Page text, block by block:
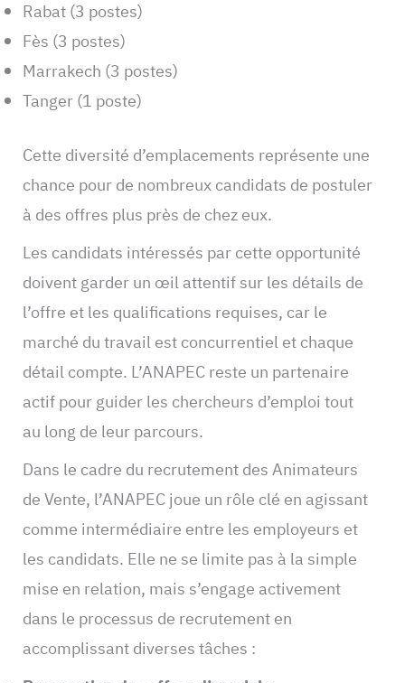
Rabat (3 postes)
Fès (3 postes)
Marrakech (3 postes)
Tanger (1 poste)
Cette diversité d’emplacements représente une
chance pour de nombreux candidats de postuler
à des offres plus près de chez eux.
Les candidats intéressés par cette opportunité
doivent garder un œil attentif sur les détails de
l’offre et les qualifications requises, car le
marché du travail est concurrentiel et chaque
détail compte. L’ANAPEC reste un partenaire
actif pour guider les chercheurs d’emploi tout
au long de leur parcours.
Dans le cadre du recrutement des Animateurs
de Vente, l’ANAPEC joue un rôle clé en agissant
comme intermédiaire entre les employeurs et
les candidats. Elle ne se limite pas à la simple
mise en relation, mais s’engage activement
dans le processus de recrutement en
accomplissant diverses tâches :